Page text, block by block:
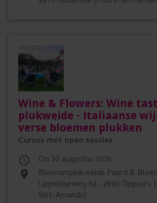
Wine & Flowers: Wine
plukweide - Italiaanse
verse bloemen plukken
Cursus met open sessies
 do 20 augustus 2026
place
Bloemenplukweide Paard & Bloem,
Lippeloseweg 62 , 2890 Oppuurs
Sint-Amands)